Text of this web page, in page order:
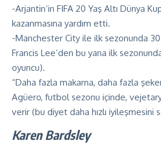
-Arjantin’in FIFA 20 Yaş Altı Dünya
kazanmasına yardım etti.
-Manchester City ile ilk sezonunda 30
Francis Lee’den bu yana ilk
oyuncu).
“Daha fazla makarna, daha fazla
Agüero, futbol sezonu içinde,
verir (bu diyet daha hızlı iyileşmesini
Karen Bardsley